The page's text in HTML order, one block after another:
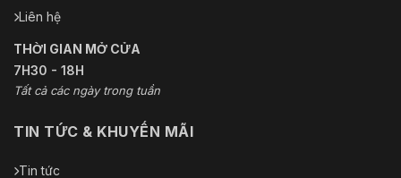
Liên hệ
THỜI GIAN MỞ CỬA
7H30 - 18H
Tất cả các ngày trong tuần
TIN TỨC & KHUYẾN MÃI
Tin tức